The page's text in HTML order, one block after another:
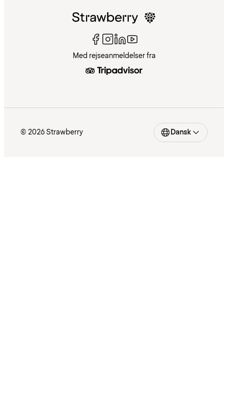
Med rejseanmeldelser fra
© 2026 Strawberry Dansk